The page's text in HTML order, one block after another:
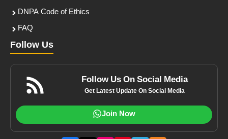
DNPA Code of Ethics
FAQ
Follow Us
Follow Us On Social Media
Get Latest Update On Social Media
Join Now